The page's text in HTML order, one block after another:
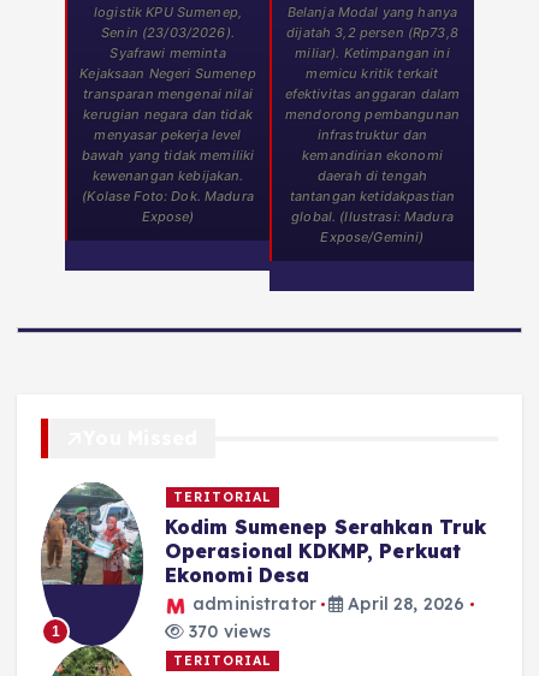
logistik KPU Sumenep,
Senin (23/03/2026).
Syafrawi meminta
Kejaksaan Negeri Sumenep
transparan mengenai nilai
kerugian negara dan tidak
menyasar pekerja level
bawah yang tidak memiliki
kewenangan kebijakan.
(Kolase Foto: Dok. Madura
Expose)
Belanja Modal yang hanya
dijatah 3,2 persen (Rp73,8
miliar). Ketimpangan ini
memicu kritik terkait
efektivitas anggaran dalam
mendorong pembangunan
infrastruktur dan
kemandirian ekonomi
daerah di tengah
tantangan ketidakpastian
global. (Ilustrasi: Madura
Expose/Gemini)
1
TERITORIAL
Kodim Sumenep Serahkan Truk
Operasional KDKMP, Perkuat
Ekonomi Desa
administrator
April 28, 2026
370 views
TERITORIAL